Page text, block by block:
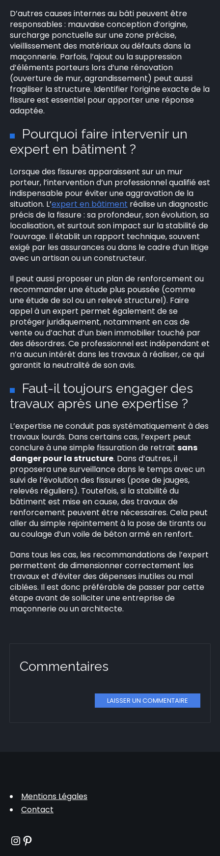
D’autres causes internes au bâti peuvent être
responsables : mauvaise conception d’origine,
surcharge ponctuelle sur une zone précise,
vieillissement des matériaux ou défauts dans la
maçonnerie. Parfois, l’ajout ou la suppression
d’éléments porteurs lors d’une rénovation
(ouverture de mur, agrandissement) peut aussi
fragiliser la structure. Identifier l’origine exacte de la
fissure est essentiel pour apporter une réponse
adaptée.
Pourquoi faire intervenir un
expert en bâtiment ?
Lorsque des fissures apparaissent sur un mur
porteur, l’intervention d’un professionnel qualifié est
indispensable pour éviter une aggravation de la
situation. L’expert en bâtiment réalise un diagnostic
précis de la fissure : sa profondeur, son évolution, sa
localisation, et surtout son impact sur la stabilité de
l’ouvrage. Il établit un rapport technique, souvent
exigé par les assurances ou dans le cadre d’un litige
avec un artisan ou un constructeur.
Il peut aussi proposer un plan de renforcement ou
recommander une étude plus poussée (comme
une étude de sol ou un relevé structurel). Faire
appel à un expert permet également de se
protéger juridiquement, notamment en cas de
vente ou d’achat d’un bien immobilier touché par
des désordres. Ce professionnel est indépendant et
n’a aucun intérêt dans les travaux à réaliser, ce qui
garantit la neutralité de son avis.
Faut-il toujours engager des
travaux après une expertise ?
L’expertise ne conduit pas systématiquement à des
travaux lourds. Dans certains cas, l’expert peut
conclure à une simple fissuration de retrait sans
danger pour la structure. Dans d’autres, il
proposera une surveillance dans le temps avec un
suivi de l’évolution des fissures (pose de jauges,
relevés réguliers). Toutefois, si la stabilité du
bâtiment est mise en cause, des travaux de
renforcement peuvent être nécessaires. Cela peut
aller du simple rejointement à la pose de tirants ou
au coulage d’un voile de béton armé en renfort.
Dans tous les cas, les recommandations de l’expert
permettent de dimensionner correctement les
travaux et d’éviter des dépenses inutiles ou mal
ciblées. Il est donc préférable de passer par cette
étape avant de solliciter une entreprise de
maçonnerie ou un architecte.
Commentaires
LAISSER UN COMMENTAIRE
Mentions Légales
Contact
Instagram
Pinterest
Rechercher
: